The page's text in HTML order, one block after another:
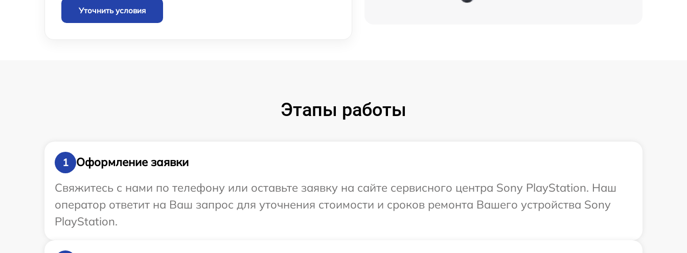
Уточнить условия
Этапы работы
1
Оформление заявки
Свяжитесь с нами по телефону или оставьте заявку на сайте сервисного центра Sony PlayStation. Наш
оператор ответит на Ваш запрос для уточнения стоимости и сроков ремонта Вашего устройства Sony
PlayStation.